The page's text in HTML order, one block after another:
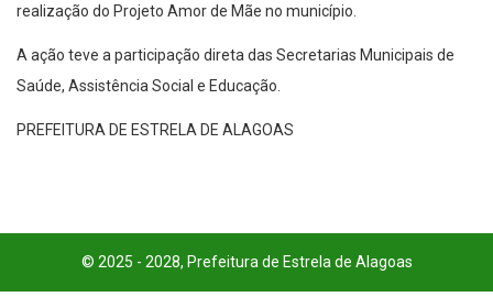
realização do Projeto Amor de Mãe no município.
A ação teve a participação direta das Secretarias Municipais de
Saúde, Assistência Social e Educação.
PREFEITURA DE ESTRELA DE ALAGOAS
© 2025 - 2028, Prefeitura de Estrela de Alagoas